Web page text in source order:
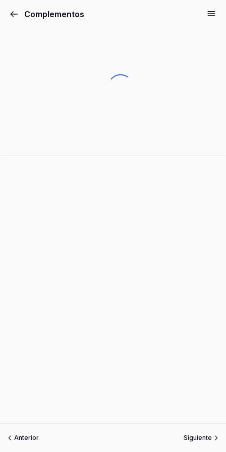
Complementos
Anterior Siguiente